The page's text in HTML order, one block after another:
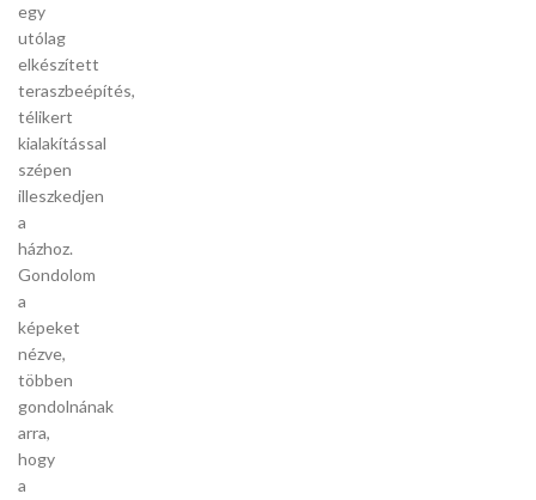
egy
utólag
elkészített
teraszbeépítés,
télikert
kialakítással
szépen
illeszkedjen
a
házhoz.
Gondolom
a
képeket
nézve,
többen
gondolnának
arra,
hogy
a